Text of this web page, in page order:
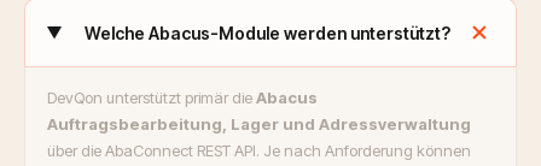
Welche Abacus-Module werden unterstützt? add
DevQon unterstützt primär dieAbacus
Auftragsbearbeitung, Lager und Adressverwaltung
über die AbaConnect REST API. Je nach Anforderung können